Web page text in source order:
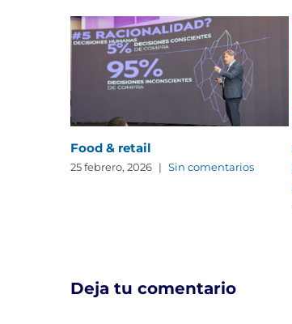
Food & retail
25 febrero, 2026 | Sin comentarios
Deja tu comentario